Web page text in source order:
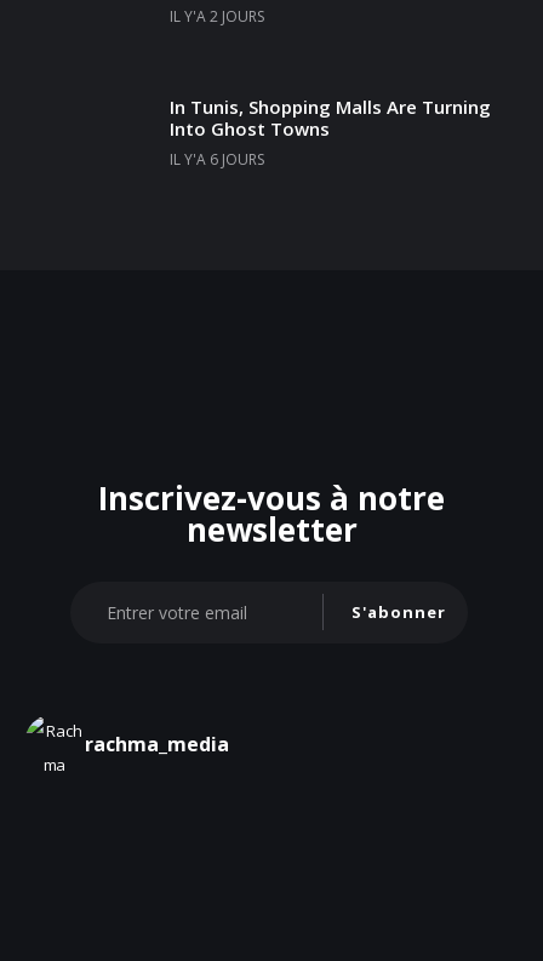
IL Y'A 2 JOURS
In Tunis, Shopping Malls Are Turning
Into Ghost Towns
IL Y'A 6 JOURS
Inscrivez-vous à notre
newsletter
S'abonner
rachma_media